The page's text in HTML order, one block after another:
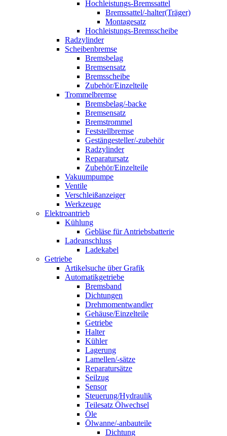
Hochleistungs-Bremssattel
Bremssattel/-halter(Träger)
Montagesatz
Hochleistungs-Bremsscheibe
Radzylinder
Scheibenbremse
Bremsbelag
Bremsensatz
Bremsscheibe
Zubehör/Einzelteile
Trommelbremse
Bremsbelag/-backe
Bremsensatz
Bremstrommel
Feststellbremse
Gestängesteller/-zubehör
Radzylinder
Reparatursatz
Zubehör/Einzelteile
Vakuumpumpe
Ventile
Verschleißanzeiger
Werkzeuge
Elektroantrieb
Kühlung
Gebläse für Antriebsbatterie
Ladeanschluss
Ladekabel
Getriebe
Artikelsuche über Grafik
Automatikgetriebe
Bremsband
Dichtungen
Drehmomentwandler
Gehäuse/Einzelteile
Getriebe
Halter
Kühler
Lagerung
Lamellen/-sätze
Reparatursätze
Seilzug
Sensor
Steuerung/Hydraulik
Teilesatz Ölwechsel
Öle
Ölwanne/-anbauteile
Dichtung